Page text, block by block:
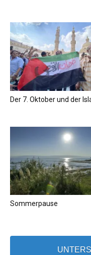
Der 7. Oktober und der
Sommerpause